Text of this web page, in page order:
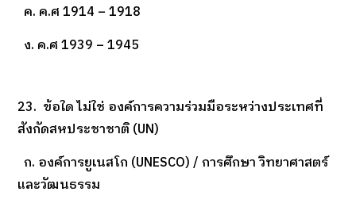
ค. ค.ศ 1914 – 1918
ง. ค.ศ 1939 – 1945
23. ข้อใด ไม่ใช่ องค์การความร่วมมือระหว่างประเทศที่
สังกัดสหประชาชาติ (UN)
ก. องค์การยูเนสโก (UNESCO) / การศึกษา วิทยาศาสตร์
และวัฒนธรรม